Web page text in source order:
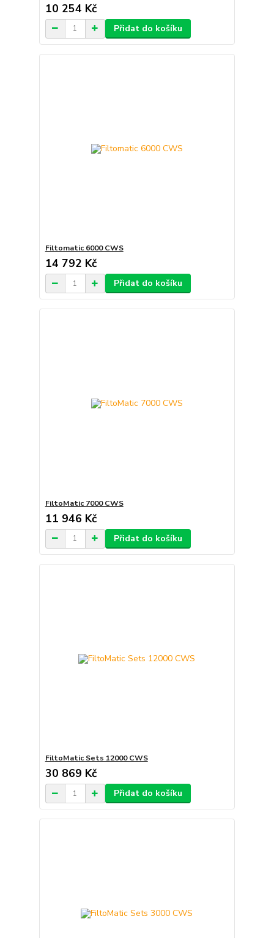
10 254 Kč
Přidat do košíku
Filtomatic 6000 CWS
14 792 Kč
Přidat do košíku
FiltoMatic 7000 CWS
11 946 Kč
Přidat do košíku
FiltoMatic Sets 12000 CWS
30 869 Kč
Přidat do košíku